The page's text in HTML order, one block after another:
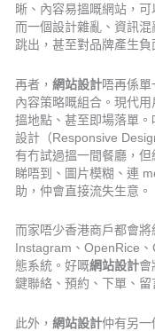
晰、內容易搵嘅網站，
而一個設計雜亂、資訊
跳出，甚至對品牌產生負
再者，網站設計唔再係
內容策略嘅組合。現代
搵地點、甚至即場落單
設計（Responsive
有冇試過搵一間餐廳，
睇唔到、圖片模糊、連
助，仲會直接流失生意。
而家唔少香港商戶都會
Instagram、OpenRice
態系統。好嘅網站設計會
鍵聯絡、預約、下單、留
此外，網站設計仲有另一